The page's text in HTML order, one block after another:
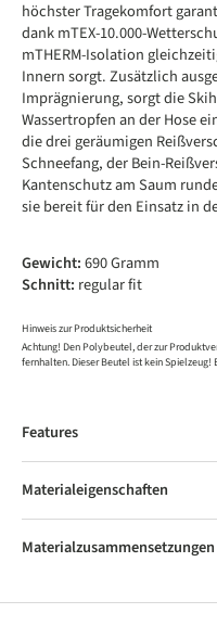
höchster Tragekomfort
dank mTEX-10.000-
mTHERM-Isolation
Innern sorgt. Zusätzlich
Imprägnierung, sorgt die
Wassertropfen an der Hose
die drei geräumigen
Schneefang, der Bein-
Kantenschutz am Saum
sie bereit für den Einsatz in
Gewicht:690 Gramm
Schnitt: regular fit
Hinweis zur Produktsicherheit
Achtung! Den Polybeutel, der zur
fernhalten. Dieser Beutel ist kein Spielzeug!
Features
Materialeigenschaften
Materialzusammensetzungen